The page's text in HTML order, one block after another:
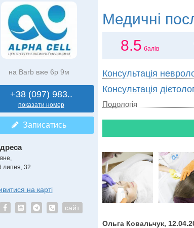
на Barb вже 6р 9м
+38 (097) 983..
показати номер
Записатись
липня, 32
на карті
сайт
Медичні
8.5 балів
Консультація
Консультація
Подологія
Ольга Ковальчук,